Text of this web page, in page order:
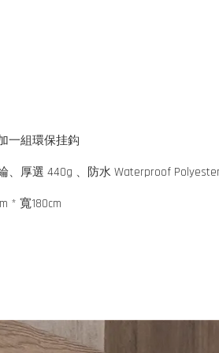
一組環保挂鈎
、厚選 440g 、防水 Waterproof
* 寬180cm